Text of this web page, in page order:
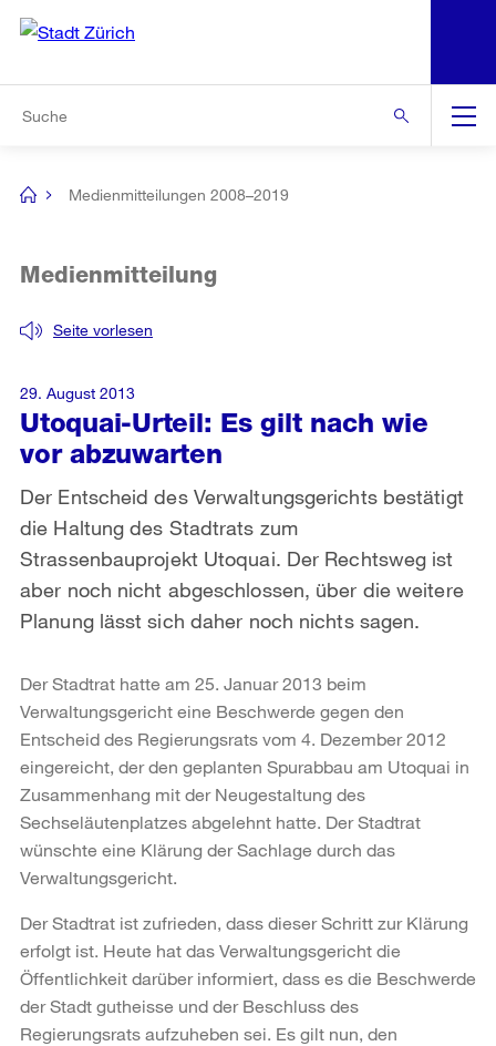
Navigation
[no
Medienmitteilungen 2008–2019
Utoquai-Urteil: Es gilt nach wie
vor abzuwarten
Seite vorlesen
Medienmitteilung
Der Entscheid des Verwaltungsgerichts bestätigt
die Haltung des Stadtrats zum
Strassenbauprojekt Utoquai. Der Rechtsweg ist
aber noch nicht abgeschlossen, über die weitere
Planung lässt sich daher noch nichts sagen.
29. August 2013
Der Stadtrat hatte am 25. Januar 2013 beim
Verwaltungsgericht eine Beschwerde gegen den
Entscheid des Regierungsrats vom 4. Dezember 2012
eingereicht, der den geplanten Spurabbau am Utoquai in
Zusammenhang mit der Neugestaltung des
Sechseläutenplatzes abgelehnt hatte. Der Stadtrat
wünschte eine Klärung der Sachlage durch das
Verwaltungsgericht.
Der Stadtrat ist zufrieden, dass dieser Schritt zur Klärung
erfolgt ist. Heute hat das Verwaltungsgericht die
Öffentlichkeit darüber informiert, dass es die Beschwerde
der Stadt gutheisse und der Beschluss des
Regierungsrats aufzuheben sei. Es gilt nun, den